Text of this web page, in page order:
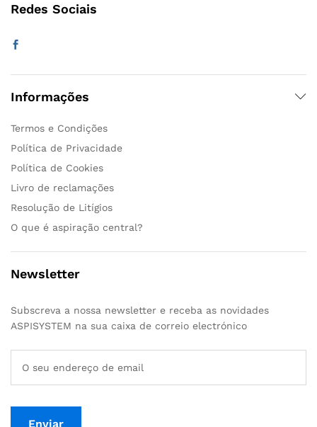
Redes Sociais
Informações
Termos e Condições
Política de Privacidade
Política de Cookies
Livro de reclamações
Resolução de Litígios
O que é aspiração central?
Newsletter
Subscreva a nossa newsletter e receba as novidades
ASPISYSTEM na sua caixa de correio electrónico